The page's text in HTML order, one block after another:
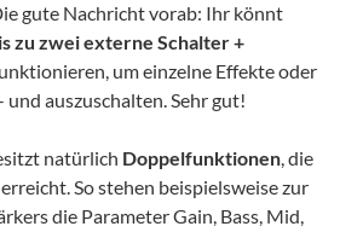
gute Nachricht vorab: Ihr könnt
zu zwei externe Schalter +
um einzelne Effekte oder
und auszuschalten. Sehr gut!
natürlich Doppelfunktionen, die
erreicht. So stehen beispielsweise zur
die Parameter Gain, Bass, Mid,